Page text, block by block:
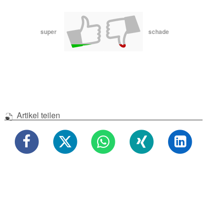
super schade
Artikel teilen